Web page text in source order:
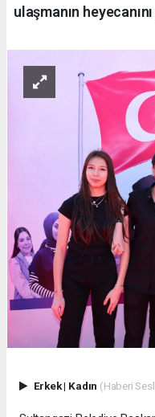
ulaşmanın
Erkek| Kadın (Haberi